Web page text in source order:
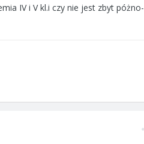
IV i V kl.i czy nie jest zbyt póżno-